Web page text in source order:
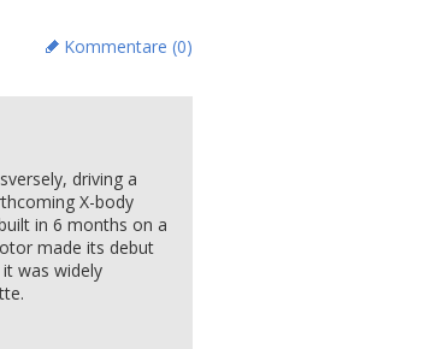
Kommentare (0)
driving a
X-body
in 6 months on a
made its debut
it was widely